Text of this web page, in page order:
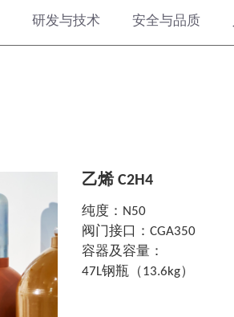
研发与技术 安全与品质
乙烯 C2H4
纯度：N50
阀门接口：CGA350
容器及容量：
47L钢瓶（13.6kg）